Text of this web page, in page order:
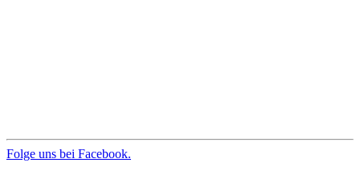
Folge uns bei Facebook.